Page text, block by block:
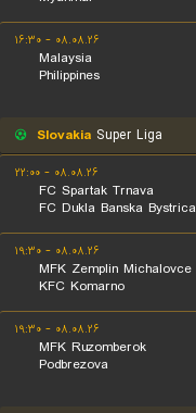
۰۸.۰۸.۲۶ - ۱۶:۳۰
Malaysia
Philippines
Slovakia Super Liga
۰۸.۰۸.۲۶ - ۲۲:۰۰
FC Spartak Trnava
FC Dukla Banska Bystrica
۰۸.۰۸.۲۶ - ۱۹:۳۰
MFK Zemplin Michalovce
KFC Komarno
۰۸.۰۸.۲۶ - ۱۹:۳۰
MFK Ruzomberok
Podbrezova